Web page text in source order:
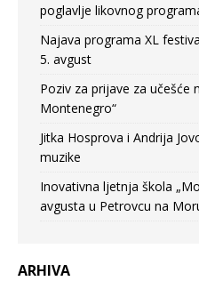
poglavlje likovnog
Najava programa XL
5. avgust
Poziv za prijave za učešće
Montenegro“
Jitka Hosprova i Andrija
muzike
Inovativna ljetnja škola
avgusta u Petrovcu na
ARHIVA